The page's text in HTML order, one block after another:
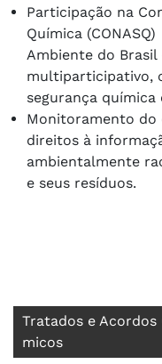
Participação na
Química
Ambiente do
multiparticipativo,
segurança
Monitoramento do
direitos à
ambientalmente
e seus resíduos.
Navegação
de
Tratados e Acordos
micos